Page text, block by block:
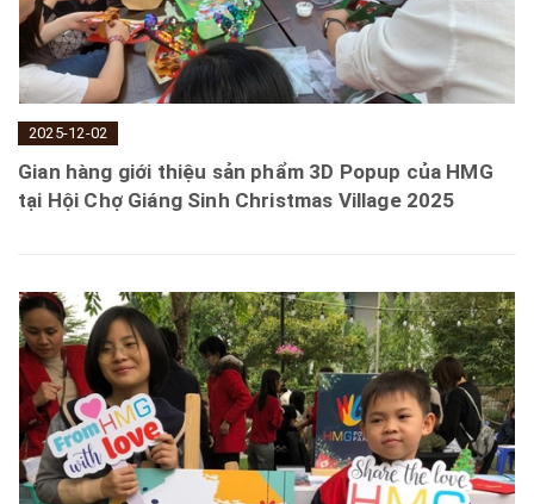
2025-12-02
Gian hàng giới thiệu sản phẩm 3D Popup của HMG
tại Hội Chợ Giáng Sinh Christmas Village 2025